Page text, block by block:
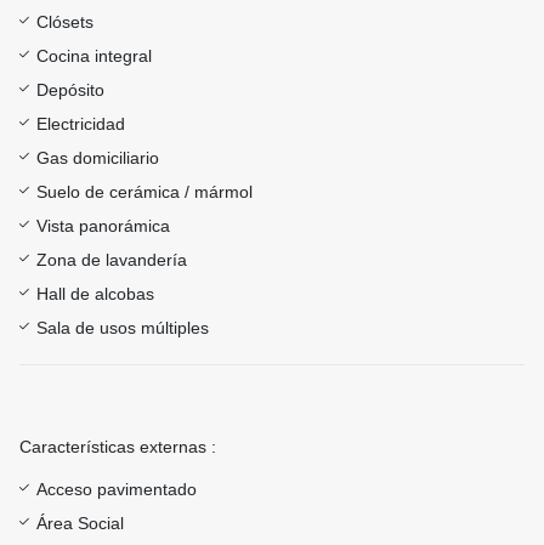
Clósets
Cocina integral
Depósito
Electricidad
Gas domiciliario
Suelo de cerámica / mármol
Vista panorámica
Zona de lavandería
Hall de alcobas
Sala de usos múltiples
Características externas :
Acceso pavimentado
Área Social